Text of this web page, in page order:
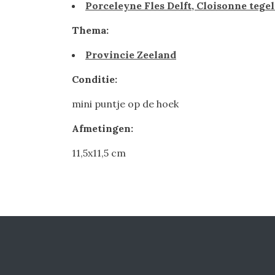
Porceleyne Fles Delft, Cloisonne
Thema:
Provincie Zeeland
Conditie:
mini puntje op de hoek
Afmetingen:
11,5x11,5 cm